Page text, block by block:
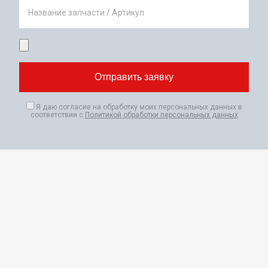
Название запчасти / Артикул
Я даю согласие на обработку моих персональных данных в
соответствии с Политикой обработки персональных данных